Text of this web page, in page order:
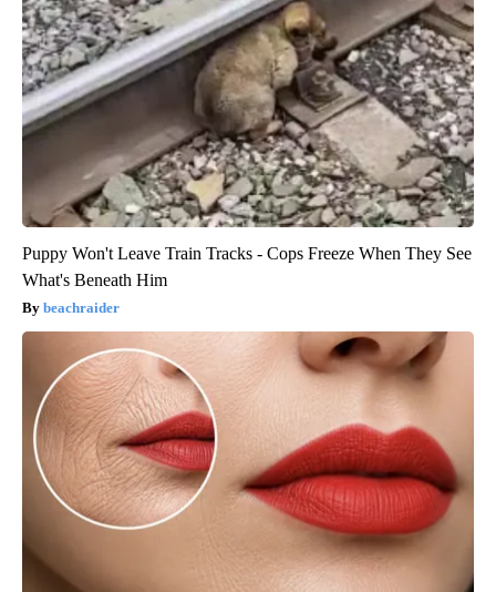
Puppy Won't Leave Train Tracks - Cops Freeze When They See
What's Beneath Him
beachraider